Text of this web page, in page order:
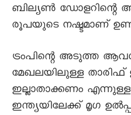
ബില്യൺ ഡോളറിന്റെ
രൂപയുടെ നഷ്ടമാണ്
ട്രംപിന്റെ അടുത്ത
മേഖലയിലുള്ള
ഇല്ലാതാക്കണം
ഇന്ത്യയിലേക്ക് മൃഗ